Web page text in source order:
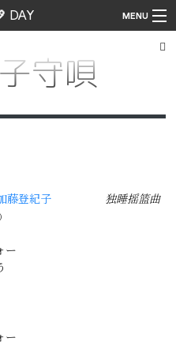
DAY MENU
守唄
藤登紀子
）
ー
ー
独睡摇篮曲